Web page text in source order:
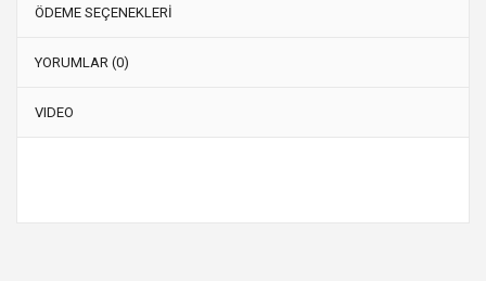
ÖDEME SEÇENEKLERİ
YORUMLAR (0)
VIDEO